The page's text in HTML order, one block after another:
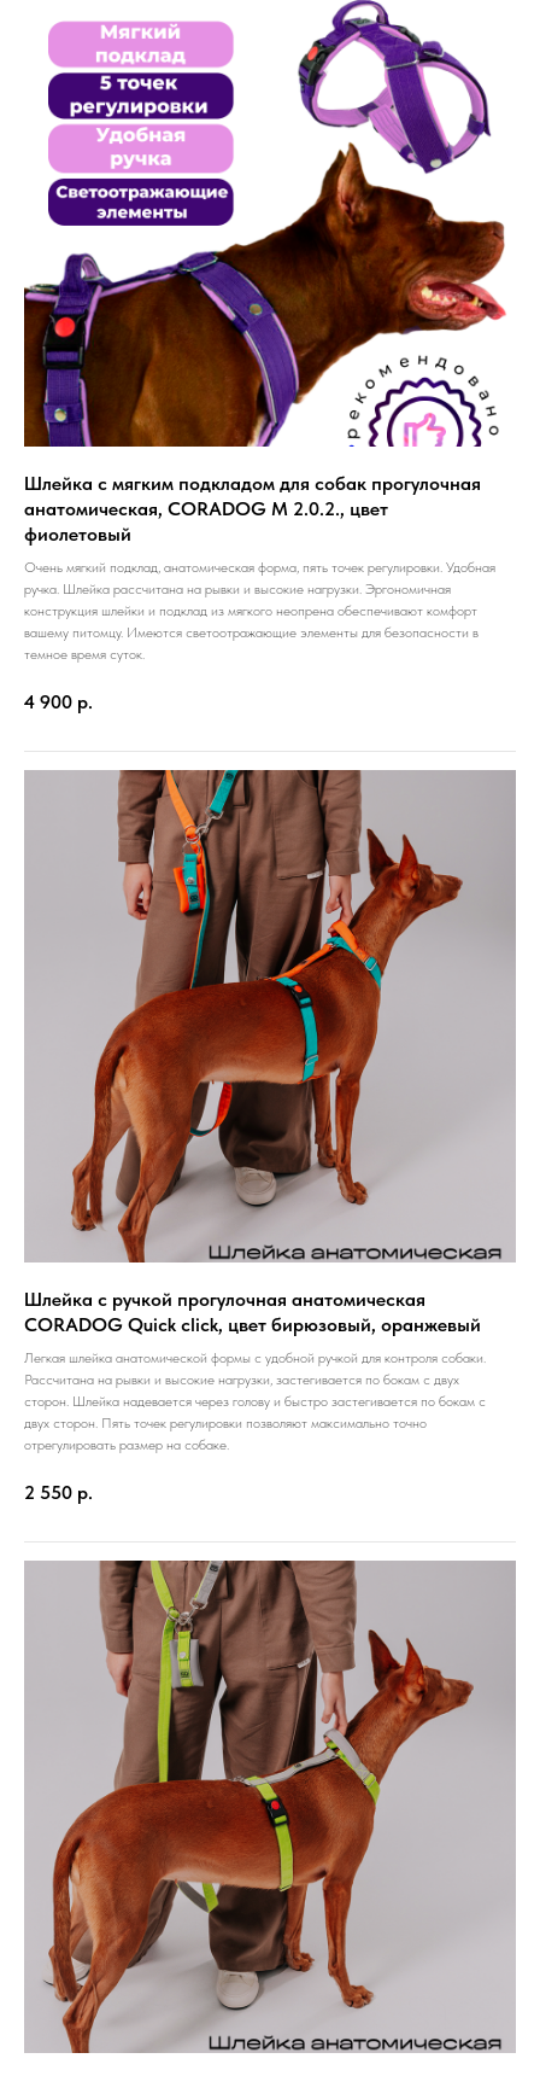
Шлейка с мягким подкладом для собак прогулочная
анатомическая, CORADOG M 2.0.2., цвет
фиолетовый
Очень мягкий подклад, анатомическая форма, пять точек регулировки. Удобная
ручка. Шлейка рассчитана на рывки и высокие нагрузки. Эргономичная
конструкция шлейки и подклад из мягкого неопрена обеспечивают комфорт
вашему питомцу. Имеются светоотражающие элементы для безопасности в
темное время суток.
4 900 р.
Шлейка с ручкой прогулочная анатомическая
CORADOG Quick click, цвет бирюзовый, оранжевый
Легкая шлейка анатомической формы с удобной ручкой для контроля собаки.
Рассчитана на рывки и высокие нагрузки, застегивается по бокам с двух
сторон. Шлейка надевается через голову и быстро застегивается по бокам с
двух сторон. Пять точек регулировки позволяют максимально точно
отрегулировать размер на собаке.
2 550 р.